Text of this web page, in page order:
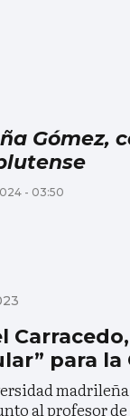
Gómez,
- 03:50
para
al profesor